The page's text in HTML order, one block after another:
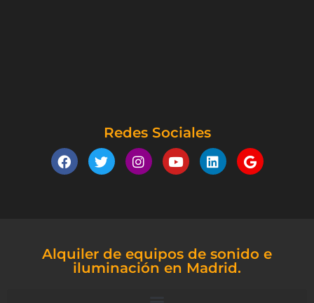
Redes Sociales
Alquiler de equipos de sonido e
iluminación en Madrid.